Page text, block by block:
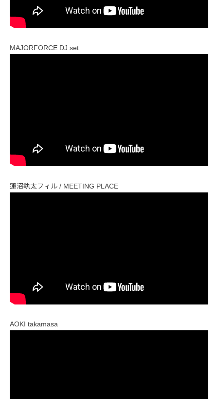
MAJORFORCE DJ set
蓮沼執太フィル / MEETING PLACE
AOKI takamasa